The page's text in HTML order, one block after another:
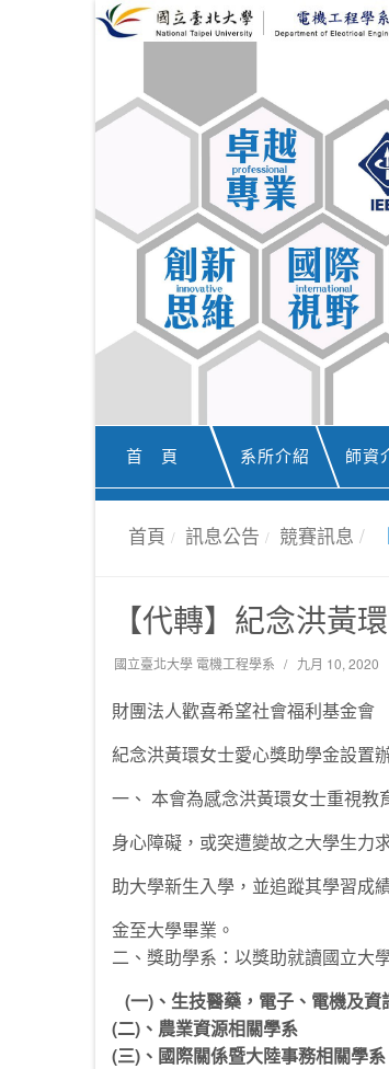
首 頁 系所介紹 師資
首頁 訊息公告 競賽訊息
【代轉】紀念洪黃
國立臺北大學 電機工程學系 九月 10, 2020
財團法人歡喜希望社會福利基金會
紀念洪黃環女士愛心獎助學金設置
一、 本會為感念洪黃環女士重視教
身心障礙，或突遭變故之大學生力
助大學新生入學，並追蹤其學習成
金至大學畢業。
二、獎助學系：以獎助就讀國立大
(一)、生技醫藥，電子、電機及資
(二)、農業資源相關學系
(三)、國際關係暨大陸事務相關學系